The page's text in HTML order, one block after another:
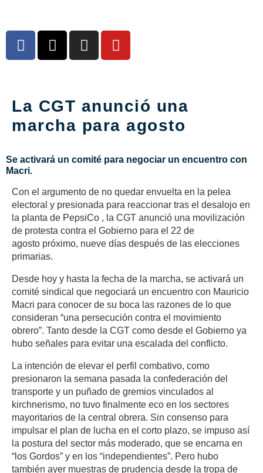
La CGT anunció una
marcha para agosto
Se activará un comité para negociar un encuentro con
Macri.
Con el argumento de no quedar envuelta en la pelea
electoral y presionada para reaccionar tras el desalojo en
la planta de PepsiCo , la CGT anunció una movilización
de protesta contra el Gobierno para el 22 de
agosto próximo, nueve días después de las elecciones
primarias.
Desde hoy y hasta la fecha de la marcha, se activará un
comité sindical que negociará un encuentro con Mauricio
Macri para conocer de su boca las razones de lo que
consideran “una persecución contra el movimiento
obrero”. Tanto desde la CGT como desde el Gobierno ya
hubo señales para evitar una escalada del conflicto.
La intención de elevar el perfil combativo, como
presionaron la semana pasada la confederación del
transporte y un puñado de gremios vinculados al
kirchnerismo, no tuvo finalmente eco en los sectores
mayoritarios de la central obrera. Sin consenso para
impulsar el plan de lucha en el corto plazo, se impuso así
la postura del sector más moderado, que se encarna en
“los Gordos” y en los “independientes”. Pero hubo
también ayer muestras de prudencia desde la tropa de